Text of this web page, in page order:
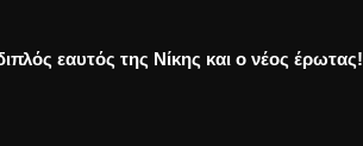
εαυτός της Νίκης και ο νέος έρωτας!